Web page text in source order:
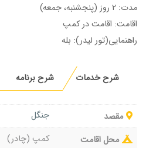
مدت: 2 روز (پنجشنبه، جمعه)
اقامت: اقامت در کمپ
راهنمایی(تور لیدر): بله
شرح خدمات شرح برنامه
مقصد
جنگل
محل اقامت
کمپ (چادر)